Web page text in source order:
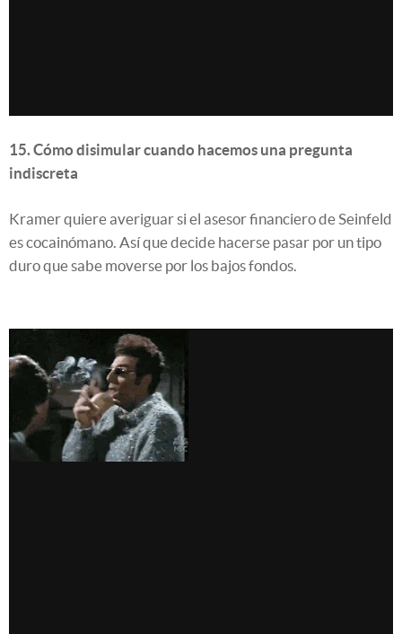
15. Cómo disimular cuando hacemos una pregunta
indiscreta
Kramer quiere averiguar si el asesor financiero de Seinfeld
es cocainómano. Así que decide hacerse pasar por un tipo
duro que sabe moverse por los bajos fondos.